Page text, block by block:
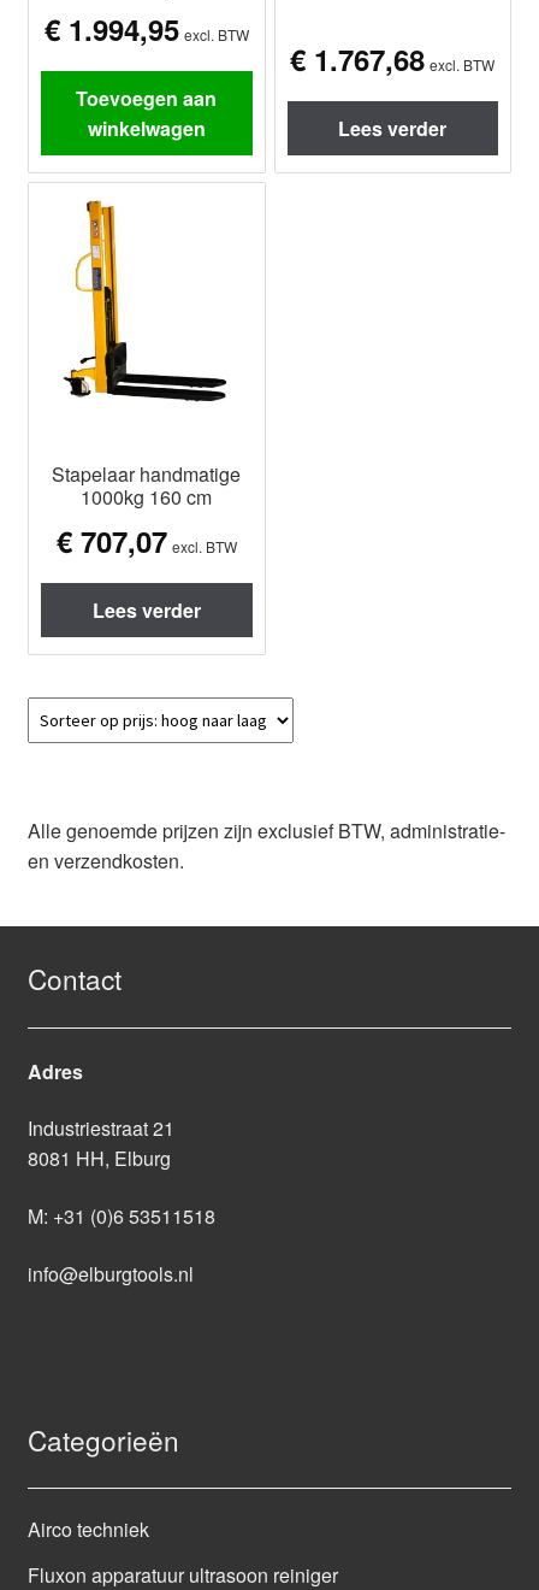
€1.994,95 excl. BTW
Toevoegen aan
winkelwagen
€ 1.767,68 excl. BTW
Lees verder
Stapelaar handmatige
1000kg 160 cm
€707,07 excl. BTW
Lees verder
Alle genoemde prijzen zijn exclusief BTW, administratie-
en verzendkosten.
Contact
Adres
Industriestraat 21
8081 HH, Elburg
M: +31 (0)6 53511518
info@elburgtools.nl
Categorieën
Airco techniek
Fluxon apparatuur ultrasoon reiniger